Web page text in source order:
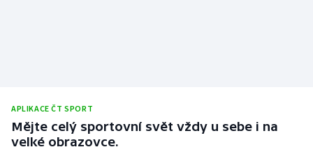
APLIKACE ČT SPORT
Mějte celý sportovní svět vždy u sebe i na
velké obrazovce.